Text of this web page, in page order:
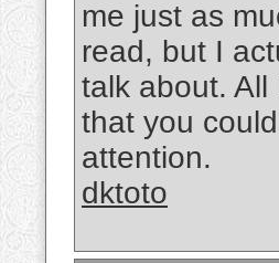
me just as
read, but I
talk about.
that you
attention.
dktoto